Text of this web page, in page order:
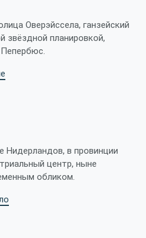
Оверэйссела, ганзейский
звёздной планировкой,
Нидерландов, в провинции
центр, ныне
обликом.